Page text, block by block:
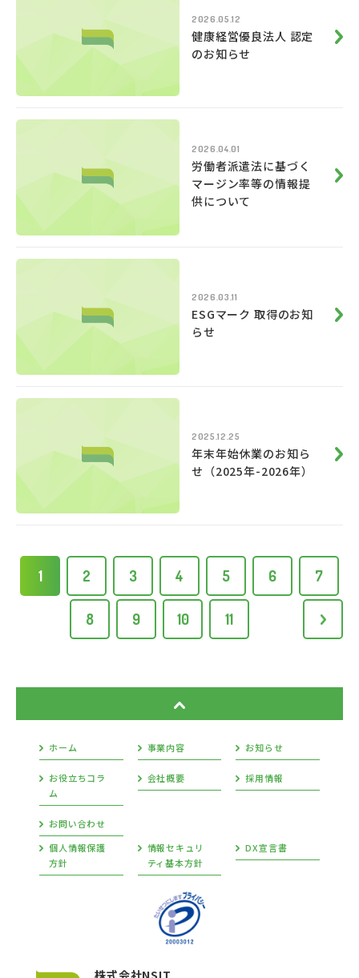
2026.05.12
健康経営優良法人 認定
のお知らせ
2026.04.01
労働者派遣法に基づく
マージン率等の情報提
供について
2026.03.11
ESGマーク 取得のお知
らせ
2025.12.25
年末年始休業のお知ら
せ（2025年-2026年）
1 2 3 4 5 6 7
8 9 10 11
ホーム 事業内容 お知らせ
お役立ちコラ
ム
会社概要 採用情報
お問い合わせ
個人情報保護
方針
情報セキュリ
ティ基本方針
DX宣言書